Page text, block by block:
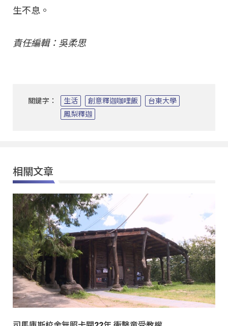
生不息。
責任編輯：吳柔思
關鍵字： 生活 創意釋迦咖哩飯
台東大學
鳳梨釋迦
相關文章